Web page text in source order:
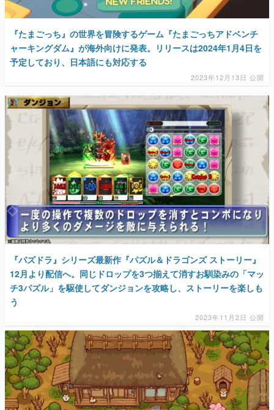
『たまごっち』の世界を冒険するゲーム『たまごっちアドベンチ
ャーキングダム』が海外向けに発表。リリースは2024年1月4日を
予定しており、日本語にも対応する
2023年12月13日 公開
『パズドラ』シリーズ最新作『パズル＆ドラゴンズ ストーリー』
12月より配信へ。同じドロップを3つ揃えて消すお馴染みの「マッ
チ3パズル」を駆使してダンジョンを攻略し、ストーリーを楽しも
う
2023年11月2日 公開